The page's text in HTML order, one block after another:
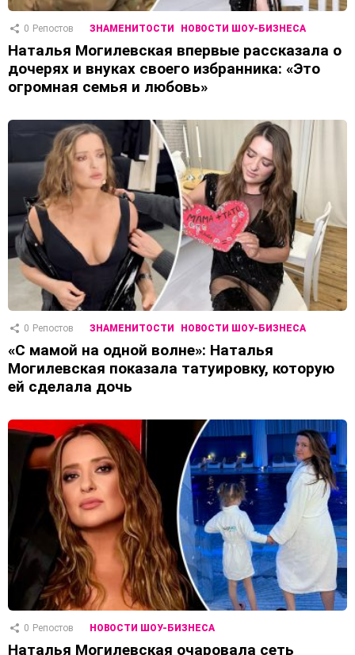
0 Репостов ЗНАМЕНИТОСТИ НОВОСТИ ШОУ-БИЗНЕСА
Наталья Могилевская впервые рассказала о
дочерях и внуках своего избранника: «Это
огромная семья и любовь»
0 Репостов ЗНАМЕНИТОСТИ НОВОСТИ ШОУ-БИЗНЕСА
«С мамой на одной волне»: Наталья
Могилевская показала татуировку, которую
ей сделала дочь
0 Репостов НОВОСТИ ШОУ-БИЗНЕСА
Наталья Могилевская очаровала сеть